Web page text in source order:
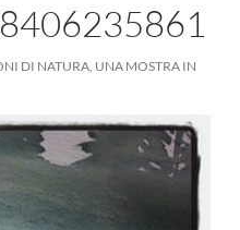
DI NATURA, UNA MOSTRA IN